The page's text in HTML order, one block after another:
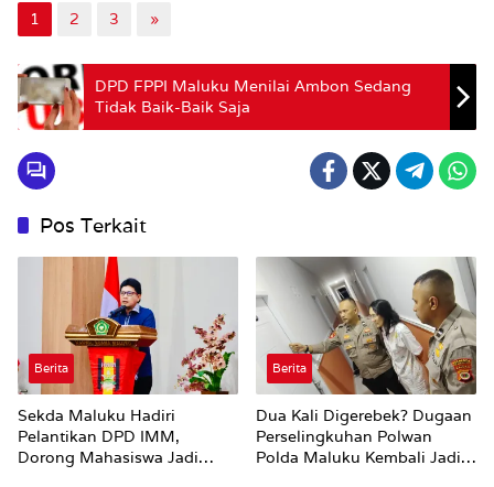
1 2 3 »
DPD FPPI Maluku Menilai Ambon Sedang
Tidak Baik-Baik Saja
Pos Terkait
Berita
Sekda Maluku Hadiri
Pelantikan DPD IMM,
Dorong Mahasiswa Jadi
Berita
Dua Kali Digerebek? Dugaan
Perselingkuhan Polwan
Polda Maluku Kembali Jadi